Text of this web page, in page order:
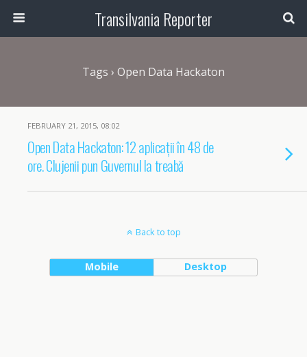
Transilvania Reporter
Tags › Open Data Hackaton
FEBRUARY 21, 2015, 08:02
Open Data Hackaton: 12 aplicații în 48 de
ore. Clujenii pun Guvernul la treabă
Back to top
Mobile Desktop